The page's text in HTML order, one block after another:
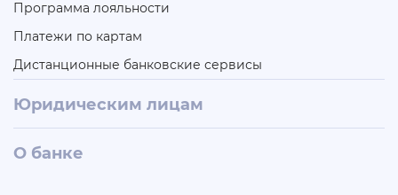
Программа лояльности
Платежи по картам
Дистанционные банковские сервисы
Юридическим лицам
О банке